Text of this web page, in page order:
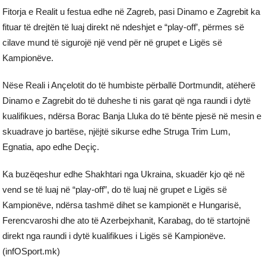
Fitorja e Realit u festua edhe në Zagreb, pasi Dinamo e Zagrebit ka
fituar të drejtën të luaj direkt në ndeshjet e “play-off’, përmes së
cilave mund të sigurojë një vend për në grupet e Ligës së
Kampionëve.
Nëse Reali i Ançelotit do të humbiste përballë Dortmundit, atëherë
Dinamo e Zagrebit do të duheshe ti nis garat që nga raundi i dytë
kualifikues, ndërsa Borac Banja Lluka do të bënte pjesë në mesin e
skuadrave jo bartëse, njëjtë sikurse edhe Struga Trim Lum,
Egnatia, apo edhe Deçiç.
Ka buzëqeshur edhe Shakhtari nga Ukraina, skuadër kjo që në
vend se të luaj në “play-off”, do të luaj në grupet e Ligës së
Kampionëve, ndërsa tashmë dihet se kampionët e Hungarisë,
Ferencvaroshi dhe ato të Azerbejxhanit, Karabag, do të startojnë
direkt nga raundi i dytë kualifikues i Ligës së Kampionëve.
(infOSport.mk)